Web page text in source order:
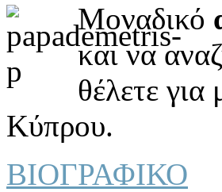
Μοναδικό
και να
θέλετε για
Κύπρου.
ΒΙΟΓΡΑΦΙΚΟ